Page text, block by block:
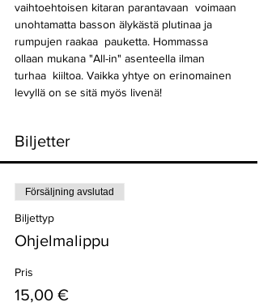
vaihtoehtoisen kitaran parantavaan  voimaan
unohtamatta basson älykästä plutinaa ja
rumpujen raakaa  pauketta. Hommassa
ollaan mukana "All-in" asenteella ilman
turhaa  kiiltoa. Vaikka yhtye on erinomainen
levyllä on se sitä myös livenä!
Biljetter
Försäljning avslutad
Biljettyp
Ohjelmalippu
Pris
15,00 €